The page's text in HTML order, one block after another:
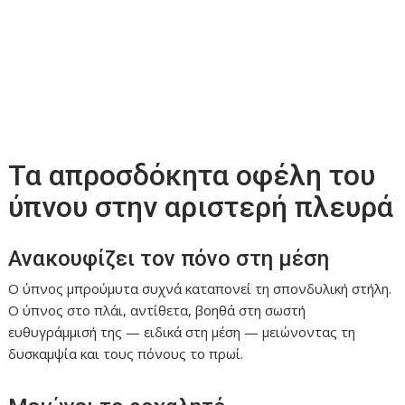
Τα απροσδόκητα οφέλη του
ύπνου στην αριστερή πλευρά
Ανακουφίζει τον πόνο στη μέση
Ο ύπνος μπρούμυτα συχνά καταπονεί τη σπονδυλική στήλη.
Ο ύπνος στο πλάι, αντίθετα, βοηθά στη σωστή
ευθυγράμμισή της — ειδικά στη μέση — μειώνοντας τη
δυσκαμψία και τους πόνους το πρωί.